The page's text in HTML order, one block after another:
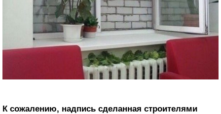
К сожалению, надпись сделанная строителями